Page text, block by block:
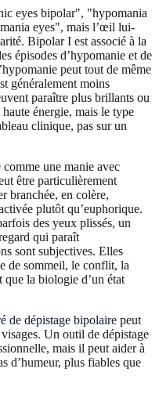
eyes bipolar", "hypomania
eyes", mais l’œil lui-
Bipolar I est associé à la
épisodes d’hypomanie et de
peut tout de même
généralement moins
paraître plus brillants ou
énergie, mais le type
clinique, pas sur un
une manie avec
être particulièrement
branchée, en colère,
plutôt qu’euphorique.
des yeux plissés, un
qui paraît
sont subjectives. Elles
de sommeil, le conflit, la
que la biologie d’un état
de dépistage bipolaire peut
Un outil de dépistage
mais il peut aider à
d’humeur, plus fiables que